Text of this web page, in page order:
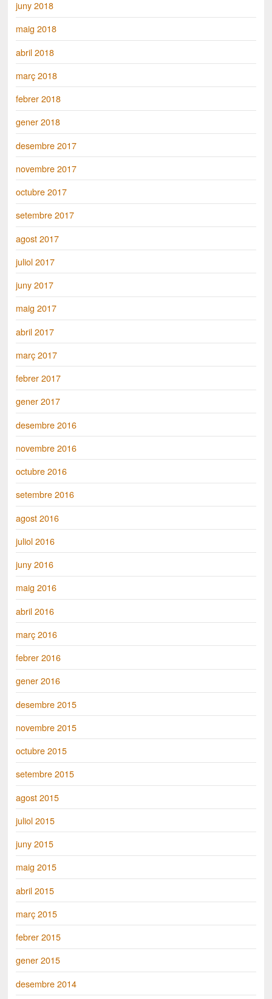
juny 2018
maig 2018
abril 2018
març 2018
febrer 2018
gener 2018
desembre 2017
novembre 2017
octubre 2017
setembre 2017
agost 2017
juliol 2017
juny 2017
maig 2017
abril 2017
març 2017
febrer 2017
gener 2017
desembre 2016
novembre 2016
octubre 2016
setembre 2016
agost 2016
juliol 2016
juny 2016
maig 2016
abril 2016
març 2016
febrer 2016
gener 2016
desembre 2015
novembre 2015
octubre 2015
setembre 2015
agost 2015
juliol 2015
juny 2015
maig 2015
abril 2015
març 2015
febrer 2015
gener 2015
desembre 2014